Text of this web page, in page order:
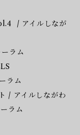
/ アイルしなが
ラム
ラム
/ アイルしながわ
ラム